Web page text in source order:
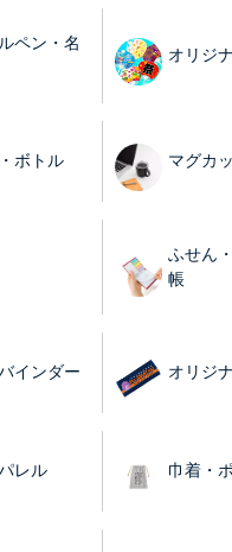
ペン・名
オリジ
ボトル マグカ
ふせん
帳
インダー オリジ
レル 巾着・